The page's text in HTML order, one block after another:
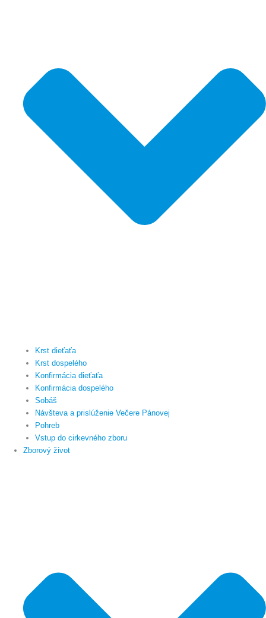
Krst dieťaťa
Krst dospelého
Konfirmácia dieťaťa
Konfirmácia dospelého
Sobáš
Návšteva a prislúženie Večere Pánovej
Pohreb
Vstup do cirkevného zboru
Zborový život